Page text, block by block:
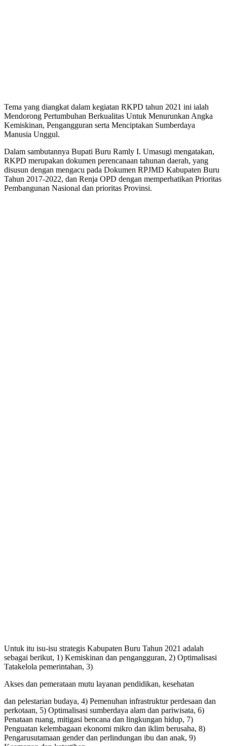
Tema yang diangkat dalam kegiatan RKPD tahun 2021 ini ialah
Mendorong Pertumbuhan Berkualitas Untuk Menurunkan Angka
Kemiskinan, Pengangguran serta Menciptakan Sumberdaya
Manusia Unggul.
Dalam sambutannya Bupati Buru Ramly I. Umasugi mengatakan,
RKPD merupakan dokumen perencanaan tahunan daerah, yang
disusun dengan mengacu pada Dokumen RPJMD Kabupaten Buru
Tahun 2017-2022, dan Renja OPD dengan memperhatikan Prioritas
Pembangunan Nasional dan prioritas Provinsi.
Untuk itu isu-isu strategis Kabupaten Buru Tahun 2021 adalah
sebagai berikut, 1) Kemiskinan dan pengangguran, 2) Optimalisasi
Tatakelola pemerintahan, 3)
Akses dan pemerataan mutu layanan pendidikan, kesehatan
dan pelestarian budaya, 4) Pemenuhan infrastruktur perdesaan dan
perkotaan, 5) Optimalisasi sumberdaya alam dan pariwisata, 6)
Penataan ruang, mitigasi bencana dan lingkungan hidup, 7)
Penguatan kelembagaan ekonomi mikro dan iklim berusaha, 8)
Pengarusutamaan gender dan perlindungan ibu dan anak, 9)